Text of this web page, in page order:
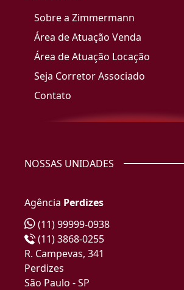
Sobre a Zimmermann
Área de Atuação Venda
Área de Atuação Locação
Seja Corretor Associado
Contato
NOSSAS UNIDADES
Agência Perdizes
(11) 99999-0938
(11) 3868-0255
R. Campevas, 341
Perdizes
São Paulo - SP